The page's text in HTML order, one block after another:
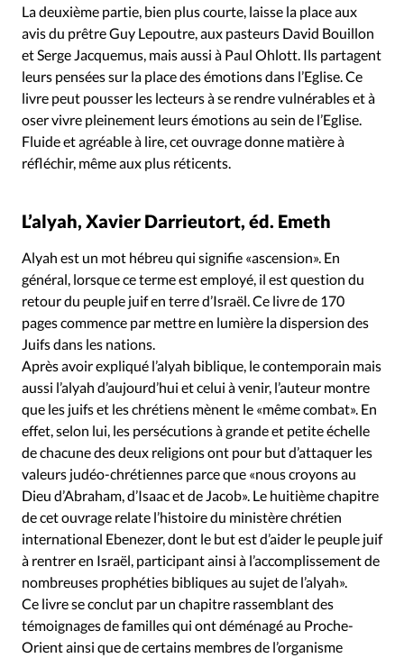
La deuxième partie, bien plus courte, laisse la place aux
avis du prêtre Guy Lepoutre, aux pasteurs David Bouillon
et Serge Jacquemus, mais aussi à Paul Ohlott. Ils partagent
leurs pensées sur la place des émotions dans l’Eglise. Ce
livre peut pousser les lecteurs à se rendre vulnérables et à
oser vivre pleinement leurs émotions au sein de l’Eglise.
Fluide et agréable à lire, cet ouvrage donne matière à
réfléchir, même aux plus réticents.
L’alyah, Xavier Darrieutort, éd. Emeth
Alyah est un mot hébreu qui signifie «ascension». En
général, lorsque ce terme est employé, il est question du
retour du peuple juif en terre d’Israël. Ce livre de 170
pages commence par mettre en lumière la dispersion des
Juifs dans les nations.
Après avoir expliqué l’alyah biblique, le contemporain mais
aussi l’alyah d’aujourd’hui et celui à venir, l’auteur montre
que les juifs et les chrétiens mènent le «même combat». En
effet, selon lui, les persécutions à grande et petite échelle
de chacune des deux religions ont pour but d’attaquer les
valeurs judéo-chrétiennes parce que «nous croyons au
Dieu d’Abraham, d’Isaac et de Jacob». Le huitième chapitre
de cet ouvrage relate l’histoire du ministère chrétien
international Ebenezer, dont le but est d’aider le peuple juif
à rentrer en Israël, participant ainsi à l’accomplissement de
nombreuses prophéties bibliques au sujet de l’alyah».
Ce livre se conclut par un chapitre rassemblant des
témoignages de familles qui ont déménagé au Proche-
Orient ainsi que de certains membres de l’organisme